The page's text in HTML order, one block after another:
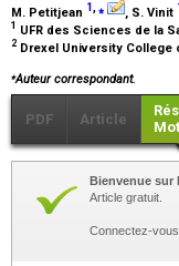
M. Petitjean 1,⁎ , S. Vinit
1 UFR des Sciences de la
2 Drexel University College
⁎Auteur correspondant.
PDF Article
Bienvenue sur
Article gratuit.
Connectez-